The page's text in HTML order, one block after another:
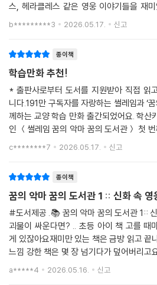
꿈의 악마들이 당신의 행복을 빌어 줄 거예
며 보세요. 당신의 꿈이 한 발짝 가까워져 있
스, 헤라클레스 같은 영웅 이야기들을 재
고, 신화 속 괴물이나 모험 이야기는 지금
b*********3 2026.05.17. 신고
종이책
학습만화 추천!
* 출판사로부터 도서를 지원받아 직접 읽
니다.191만 구독자를 자랑하는 썰레임과 ‘
께하는 교양 학습 만화 출간되었어요. 학산
인 ＜썰레임 꿈의 악마 꿈의 도서관＞ 첫
화 속 영웅과 괴물이 싸운다면?'인데요. 이
c********7 2026.05.17. 신고
종이책
꿈의 악마 꿈의 도서관 1 :: 신화 속
#도서제공 .📚 꿈의 악마 꿈의 도서관 1::
괴물이 싸운다면? .. 초등 아이 책 고를 때
게 있잖아요재미만 있는 책은 금방 읽고 끝
느낌 강한 책은 몇 장 넘기다가 덮어버리고
은 아이가 스스로 계속 읽고 싶어 하면서자
a*****4 2026.05.16. 신고